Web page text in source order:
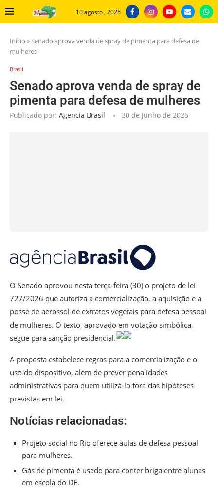
10 agosto , 2026
Início »Senado aprova venda de spray de pimenta para defesa de
mulheres
Brasil
Senado aprova venda de spray de
pimenta para defesa de mulheres
Publicado por: Agencia Brasil 30 de junho de 2026
O Senado aprovou nesta terça-feira (30) o projeto de lei
727/2026 que autoriza a comercialização, a aquisição e a
posse de aerossol de extratos vegetais para defesa pessoal
de mulheres. O texto, aprovado em votação simbólica,
segue para sanção presidencial.
A proposta estabelece regras para a comercialização e o
uso do dispositivo, além de prever penalidades
administrativas para quem utilizá-lo fora das hipóteses
previstas em lei.
Notícias relacionadas:
Projeto social no Rio oferece aulas de defesa pessoal
para mulheres.
Gás de pimenta é usado para conter briga entre alunas
em escola do DF.